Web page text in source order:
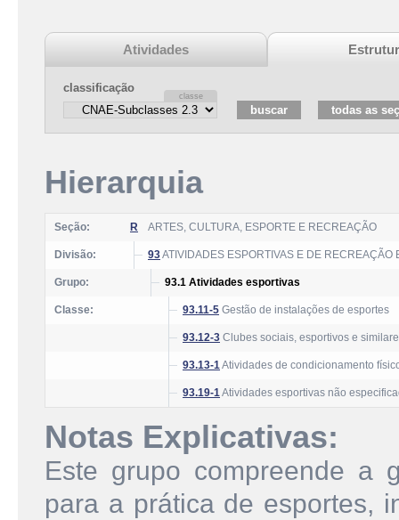
Atividades
classificação
Hierarquia
Seção: R ARTES, CULTURA, ESPORTE E RECREAÇÃO
Divisão: 93ATIVIDADES ESPORTIVAS E DE RECREAÇÃO
Grupo: 93.1 Atividades esportivas
Classe: 93.11-5 Gestão de instalações de esportes
93.12-3 Clubes sociais, esportivos e
93.13-1Atividades de condicionamento
93.19-1Atividades esportivas não
Notas Explicativas:
Este grupo compreende a
para a prática de esportes,